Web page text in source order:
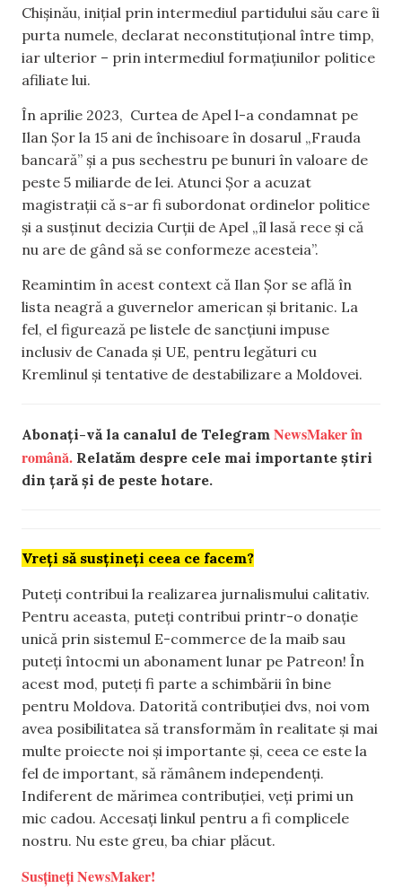
Chișinău, inițial prin intermediul partidului său care îi
purta numele, declarat neconstituțional între timp,
iar ulterior – prin intermediul formațiunilor politice
afiliate lui.
În aprilie 2023, Curtea de Apel l-a condamnat pe
Ilan Șor la 15 ani de închisoare în dosarul „Frauda
bancară” și a pus sechestru pe bunuri în valoare de
peste 5 miliarde de lei. Atunci Șor a acuzat
magistrații că s-ar fi subordonat ordinelor politice
și a susținut decizia Curții de Apel „îl lasă rece și că
nu are de gând să se conformeze acesteia”.
Reamintim în acest context că Ilan Șor se află în
lista neagră a guvernelor american și britanic. La
fel, el figurează pe listele de sancțiuni impuse
inclusiv de Canada și UE, pentru legături cu
Kremlinul și tentative de destabilizare a Moldovei.
Abonați-vă la canalul de Telegram NewsMaker în
română. Relatăm despre cele mai importante știri
din țară și de peste hotare.
Vreți să susțineți ceea ce facem?
Puteți contribui la realizarea jurnalismului calitativ.
Pentru aceasta, puteți contribui printr-o donație
unică prin sistemul E-commerce de la maib sau
puteți întocmi un abonament lunar pe Patreon! În
acest mod, puteți fi parte a schimbării în bine
pentru Moldova. Datorită contribuției dvs, noi vom
avea posibilitatea să transformăm în realitate și mai
multe proiecte noi și importante și, ceea ce este la
fel de important, să rămânem independenți.
Indiferent de mărimea contribuției, veți primi un
mic cadou. Accesați linkul pentru a fi complicele
nostru. Nu este greu, ba chiar plăcut.
Susțineți NewsMaker!